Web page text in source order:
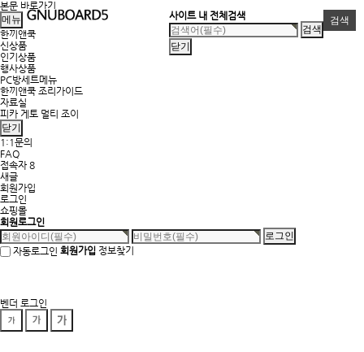
본문 바로가기
메뉴
한끼앤쿡
신상품
인기상품
행사상품
PC방세트메뉴
한끼앤쿡 조리가이드
자료실
피카 게토 멀티 조이
닫기
검색
사이트 내 전체검색
닫기
1:1문의
FAQ
접속자 8
새글
회원가입
로그인
쇼핑몰
회원로그인
자동로그인 회원가입 정보찾기
벤더 로그인